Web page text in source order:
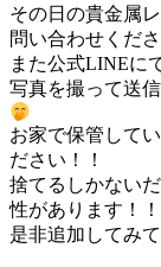
その日の貴金属
問い合わせくださ
また公式LINEに
写真を撮って送
お家で保管して
ださい！！
捨てるしかない
性があります！！
是非追加してみ